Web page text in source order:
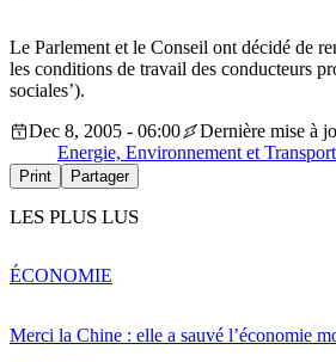
Le Parlement et le Conseil ont décidé de
les conditions de travail des conducteurs
sociales’).
Dec 8, 2005 - 06:00
Dernière mise à
Energie, Environnement et Transport
Print Partager
LES PLUS LUS
Merci la Chine : elle a sauvé l’économie
ÉCONOMIE